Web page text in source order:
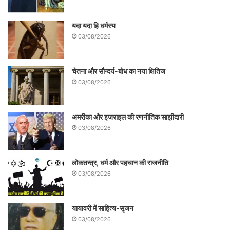
इन सबका परिणाम क्या हुआ
इन लोगों के सर चोर-उचक्के होने के आरोप की वजह
से समाज के लोग इनसे नफ़रत करने लगे। नफरत
का स्तर ऐसा की इनको गाँव के नजदीक बसना तो दूर
रहा इनके मृत लोगों को अपनी शमशान भूमि में जलाने
भी नही देते। ये लोग तीन- तीन दिन तक लाश को
लेकर घुमते रहते हैं। यहाँ तक कि सरकारी स्कूल में
घुमन्तू बच्चों के साथ अपने बच्चों को बिठाना भी नही
यदा यदा हि धर्मस्य
03/08/2026
चेतना और सौन्दर्य-बोध का नया क्षितिज
03/08/2026
अमरीका और इजराइल की रणनीतिक साझीदारी
03/08/2026
लोकतन्त्र, धर्म और पहचान की राजनीति
03/08/2026
यायावरी में साहित्य-सृजन
03/08/2026